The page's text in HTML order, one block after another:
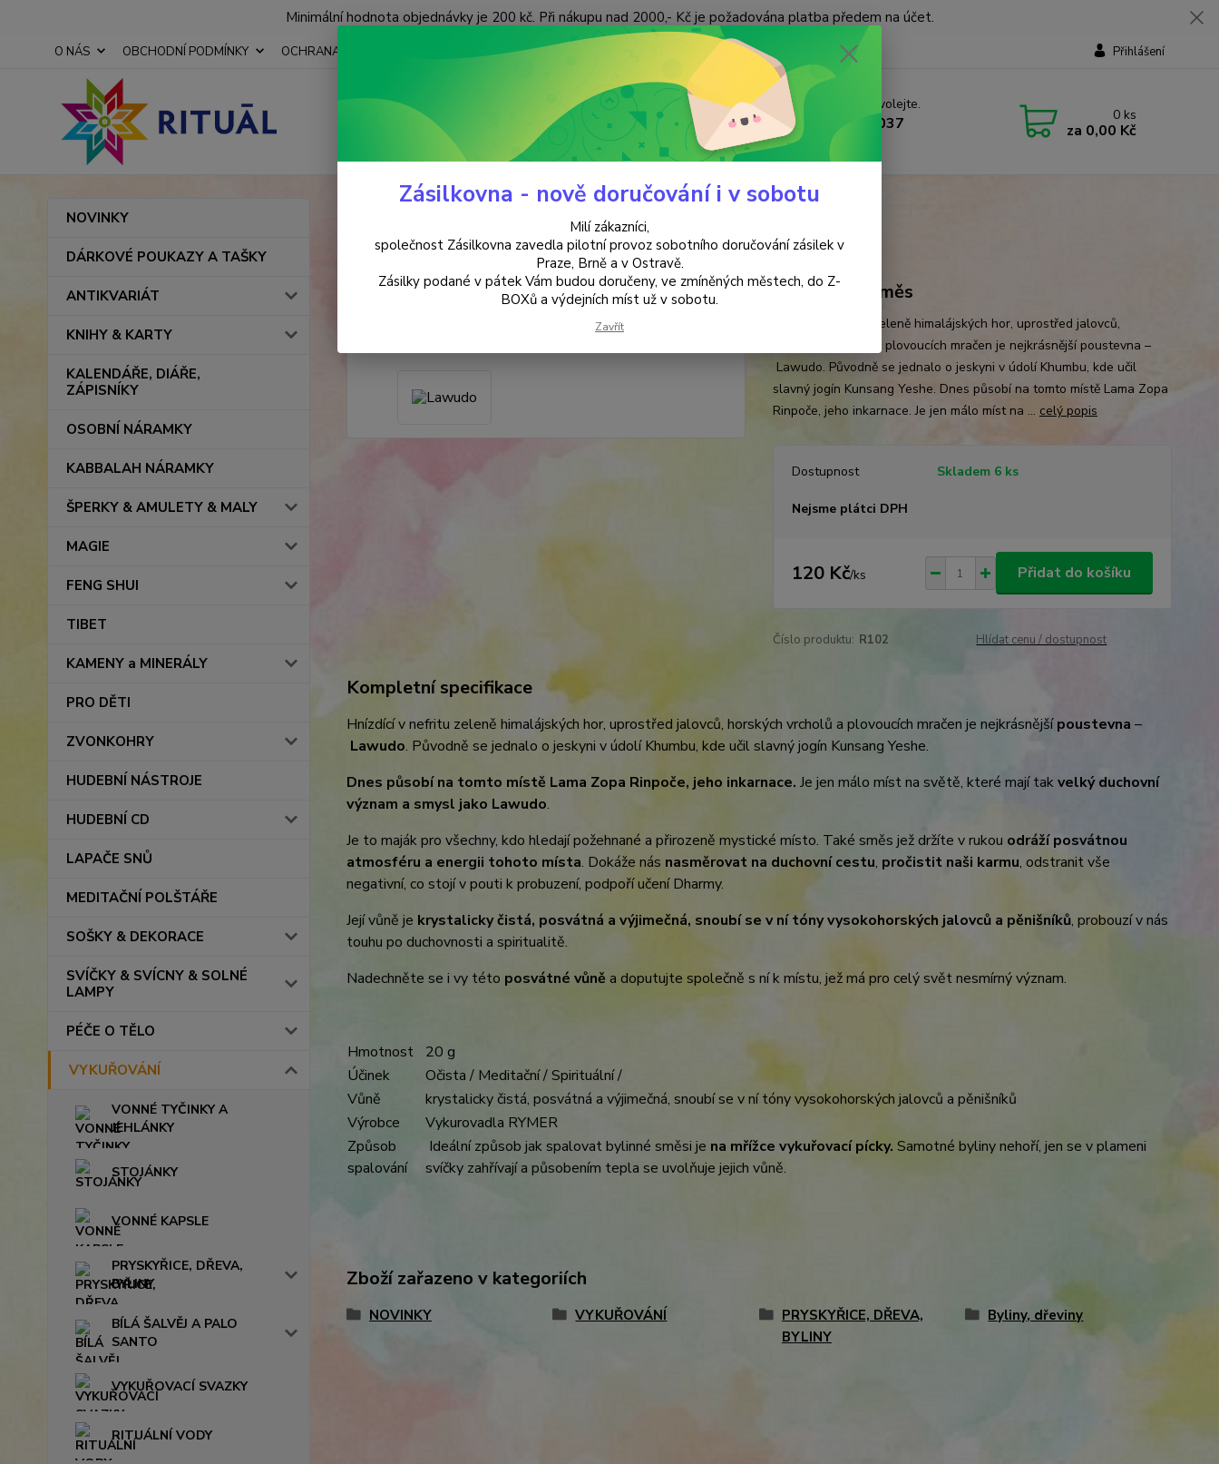
Minimální hodnota objednávky je 200 kč. Při nákupu nad 2000,- Kč je požadována platba předem na účet.
O NÁS OBCHODNÍ PODMÍNKY OCHRANA OSOBNÍCH ÚDAJŮ KONTAKTY Přihlášení
Hledat
Nevíte si rady? Zavolejte.
+420 737 737 037
(Po-Pá, 9-18 hod.)
0 ks
za 0,00 Kč
NOVINKY
DÁRKOVÉ POUKAZY A TAŠKY
ANTIKVARIÁT
KNIHY & KARTY
KALENDÁŘE, DIÁŘE,
ZÁPISNÍKY
OSOBNÍ NÁRAMKY
KABBALAH NÁRAMKY
ŠPERKY & AMULETY & MALY
MAGIE
FENG SHUI
TIBET
KAMENY a MINERÁLY
PRO DĚTI
ZVONKOHRY
HUDEBNÍ NÁSTROJE
HUDEBNÍ CD
LAPAČE SNŮ
MEDITAČNÍ POLŠTÁŘE
SOŠKY & DEKORACE
SVÍČKY & SVÍCNY & SOLNÉ
LAMPY
PÉČE O TĚLO
VYKUŘOVÁNÍ
VONNÉ TYČINKY A
JEHLÁNKY
STOJÁNKY
VONNÉ KAPSLE
PRYSKYŘICE, DŘEVA,
BYLINY
BÍLÁ ŠALVĚJ A PALO
SANTO
VYKUŘOVACÍ SVAZKY
RITUÁLNÍ VODY
VYKUŘOVÁNÍ Lawudo
Lawudo
Vykuřovací směs
Hnízdící v nefritu zeleně himalájských hor, uprostřed jalovců,
horských vrcholů a plovoucích mračen je nejkrásnější poustevna –
Lawudo. Původně se jednalo o jeskyni v údolí Khumbu, kde učil
slavný jogín Kunsang Yeshe. Dnes působí na tomto místě Lama Zopa
Rinpoče, jeho inkarnace. Je jen málo míst na ... celý popis
Dostupnost Skladem 6 ks
Nejsme plátci DPH
120 Kč/ks Přidat do košíku
Číslo produktu: R102 Hlídat cenu / dostupnost
Kompletní specifikace
Hnízdící v nefritu zeleně himalájských hor, uprostřed jalovců, horských vrcholů a plovoucích mračen je nejkrásnějšípoustevna –
Lawudo. Původně se jednalo o jeskyni v údolí Khumbu, kde učil slavný jogín Kunsang Yeshe.
Dnes působí na tomto místě Lama Zopa Rinpoče, jeho inkarnace. Je jen málo míst na světě, které mají takvelký duchovní
význam a smysl jako Lawudo.
Je to maják pro všechny, kdo hledají požehnané a přirozeně mystické místo. Také směs jež držíte v rukou odráží posvátnou
atmosféru a energii tohoto místa. Dokáže nás nasměrovat na duchovní cestu, pročistit naši karmu, odstranit vše
negativní, co stojí v pouti k probuzení, podpoří učení Dharmy.
Její vůně je krystalicky čistá, posvátná a výjimečná, snoubí se v ní tóny vysokohorských jalovců a pěnišníků, probouzí v nás
touhu po duchovnosti a spiritualitě.
Nadechněte se i vy této posvátné vůně a doputujte společně s ní k místu, jež má pro celý svět nesmírný význam.
Hmotnost
20 g
Účinek
Očista / Meditační / Spirituální /
Vůně
krystalicky čistá, posvátná a výjimečná, snoubí se v ní tóny vysokohorských jalovců a pěnišníků
Výrobce
Vykurovadla RYMER
Způsob
spalování
Ideální způsob jak spalovat bylinné směsi je na mřížce vykuřovací pícky. Samotné byliny nehoří, jen se v plameni
svíčky zahřívají a působením tepla se uvolňuje jejich vůně.
Zboží zařazeno v kategoriích
NOVINKY VYKUŘOVÁNÍ
PRYSKYŘICE, DŘEVA,
BYLINY
Byliny, dřeviny
Zásilkovna - nově doručování i v sobotu
Milí zákazníci,
společnost Zásilkovna zavedla pilotní provoz sobotního doručování zásilek v
Praze, Brně a v Ostravě.
Zásilky podané v pátek Vám budou doručeny, ve zmíněných městech, do Z-
BOXů a výdejních míst už v sobotu.
Zavřít